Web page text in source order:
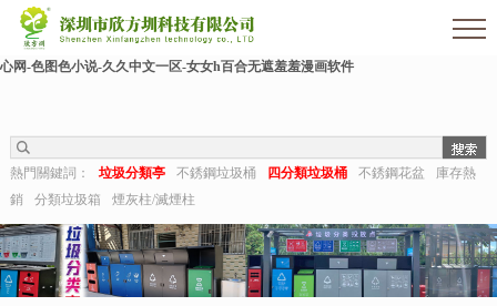
欧美伊人-麻豆精品一区二区三区-欧美日b视频-阿v天堂网-中文字幕第六页-狠狠干干-
国产h在线观看-国产嫩草视频-日日夜夜拍-亚洲第一视频网-毛片在线网站-五月婷婷开
心网-色图色小说-久久中文一区-女女h百合无遮羞羞漫画软件
熱門關鍵詞： 垃圾分類亭 不銹鋼垃圾桶 四分類垃圾桶 不銹鋼花盆
庫存熱
銷
分類垃圾箱 煙灰柱/滅煙柱